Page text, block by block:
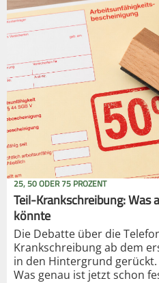
25, 50 ODER 75 PROZENT
Teil-Krankschreibung:
könnte
Die Debatte über die
Krankschreibung ab dem
in den Hintergrund
Was genau ist jetzt schon